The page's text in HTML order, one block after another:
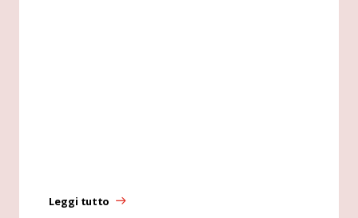
Leggi tutto